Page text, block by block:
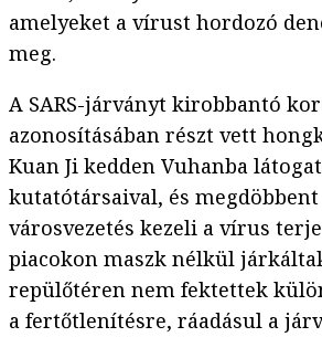
amelyeket a vírust hordozó
meg.
A SARS-járványt kirobbantó
azonosításában részt vett
Kuan Ji kedden Vuhanba
kutatótársaival, és megdöbbent
városvezetés kezeli a vírus
piacokon maszk nélkül
repülőtéren nem fektettek
a fertőtlenítésre, ráadásul a